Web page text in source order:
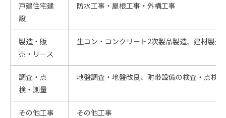
戸建住宅建
設
防水工事・屋根工事・外構工事
製造・販
売・リース
生コン・コンクリート2次製品製造、建材製造
調査・点
検・測量
地盤調査・地盤改良、附帯設備の検査・点検
その他工事 その他工事